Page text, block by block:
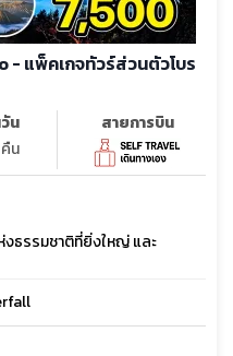
น
น
สายการบิน
งธรรมชาติที่ยิ่งใหญ่ และ